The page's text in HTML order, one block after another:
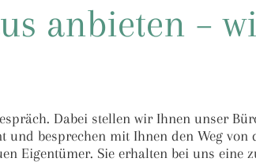
anbieten –
Dabei stellen wir Ihnen unser
besprechen mit Ihnen den Weg von
Eigentümer. Sie erhalten bei uns eine